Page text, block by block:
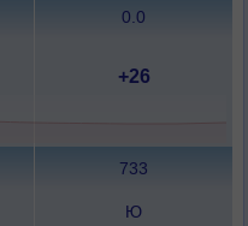
0.0
+26
733
Ю